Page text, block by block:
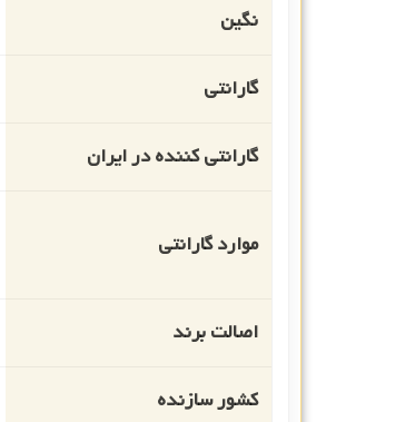
نگین
گارانتی
گارانتی کننده در ایران
موارد گارانتی
اصالت برند
کشور سازنده